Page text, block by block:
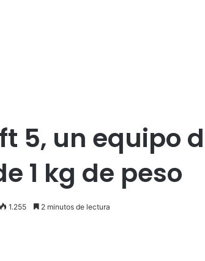
5, un equipo
1 kg de peso
1.255 2 minutos de lectura